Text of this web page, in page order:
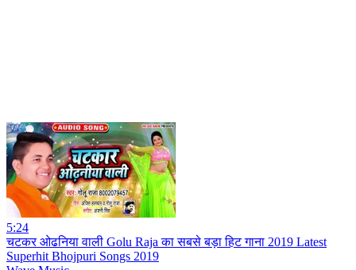
5:24
चटकर ओढनिया वाली Golu Raja का सबसे बड़ा हिट गाना 2019 Latest
Superhit Bhojpuri Songs 2019